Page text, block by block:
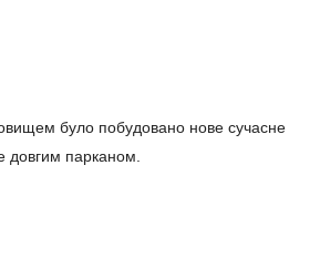
було побудовано нове сучасне
довгим парканом.